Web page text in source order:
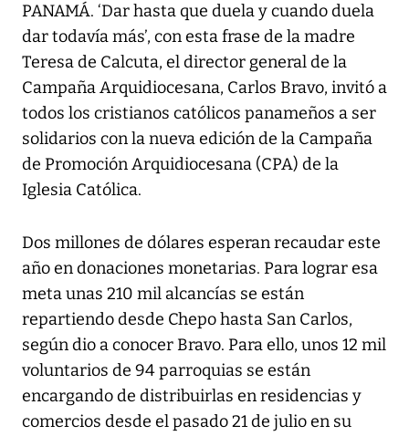
PANAMÁ. ‘Dar hasta que duela y cuando duela
dar todavía más’, con esta frase de la madre
Teresa de Calcuta, el director general de la
Campaña Arquidiocesana, Carlos Bravo, invitó a
todos los cristianos católicos panameños a ser
solidarios con la nueva edición de la Campaña
de Promoción Arquidiocesana (CPA) de la
Iglesia Católica.
Dos millones de dólares esperan recaudar este
año en donaciones monetarias. Para lograr esa
meta unas 210 mil alcancías se están
repartiendo desde Chepo hasta San Carlos,
según dio a conocer Bravo. Para ello, unos 12 mil
voluntarios de 94 parroquias se están
encargando de distribuirlas en residencias y
comercios desde el pasado 21 de julio en su